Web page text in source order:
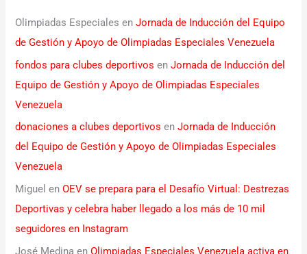
Olimpiadas Especiales enJornada de Inducción del Equipo
de Gestión y Apoyo de Olimpiadas Especiales Venezuela
fondos para clubes deportivos enJornada de Inducción del
Equipo de Gestión y Apoyo de Olimpiadas Especiales
Venezuela
donaciones a clubes deportivos enJornada de Inducción
del Equipo de Gestión y Apoyo de Olimpiadas Especiales
Venezuela
Miguel enOEV se prepara para el Desafío Virtual: Destrezas
Deportivas y celebra haber llegado a los más de 10 mil
seguidores en Instagram
José Medina enOlimpiadas Especiales Venezuela activa en